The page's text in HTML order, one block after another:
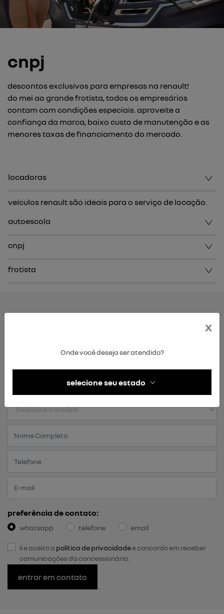
cnpj
descontos exclusivos para empresas na renault!
do mei ao grande frotista, todos os empresários
contam com condições especiais. aproveite a
confiança da marca, baixo custo de manutenção e as
menores taxas de financiamento do mercado.
locadoras
veículos renault são ideais para o serviço de locação.
autoescola
cnpj
frotista
em contato com você rapidamente
preferência de contato:
whatsapp telefone email
li e aceito a política de privacidadee concordo em receber
comunicações da concessionária.
entrar em contato
x
Onde você deseja ser atendido?
selecione seu estado